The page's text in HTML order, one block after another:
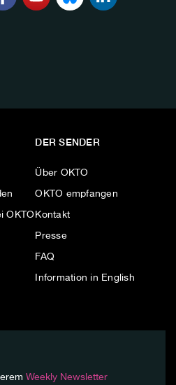
OKTO
DER SENDER
Über OKTO
OKTO empfangen
Kontakt
Presse
FAQ
Information in English
Weekly Newsletter